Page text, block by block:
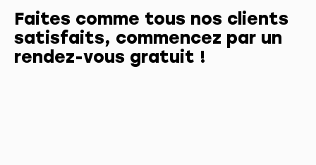
Faites comme tous nos clients
satisfaits, commencez par un
rendez-vous gratuit !